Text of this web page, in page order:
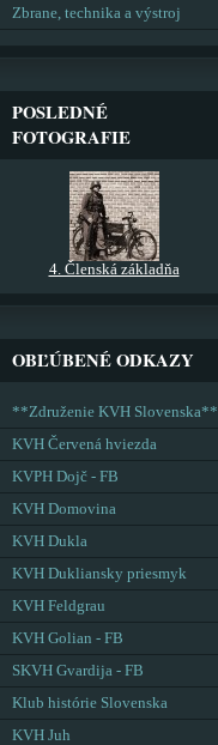
Zbrane, technika a výstroj
POSLEDNÉ
FOTOGRAFIE
4. Členská základňa
OBĽÚBENÉ ODKAZY
**Združenie KVH Slovenska**
KVH Červená hviezda
KVPH Dojč - FB
KVH Domovina
KVH Dukla
KVH Dukliansky priesmyk
KVH Feldgrau
KVH Golian - FB
SKVH Gvardija - FB
Klub histórie Slovenska
KVH Juh